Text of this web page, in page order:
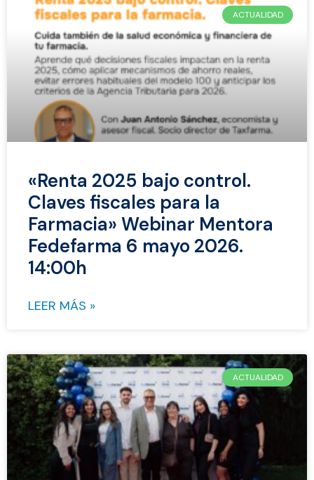
ACTUALIDAD
«Renta 2025 bajo control.
Claves fiscales para la
Farmacia» Webinar Mentora
Fedefarma 6 mayo 2026.
14:00h
LEER MÁS »
ACTUALIDAD